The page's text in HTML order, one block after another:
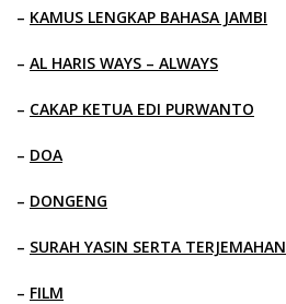
– KAMUS LENGKAP BAHASA JAMBI
– AL HARIS WAYS – ALWAYS
– CAKAP KETUA EDI PURWANTO
– DOA
– DONGENG
– SURAH YASIN SERTA TERJEMAHAN
– FILM